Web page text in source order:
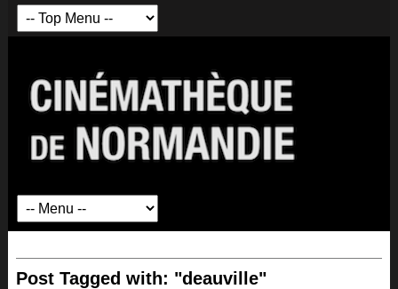
Post Tagged with: "deauville"